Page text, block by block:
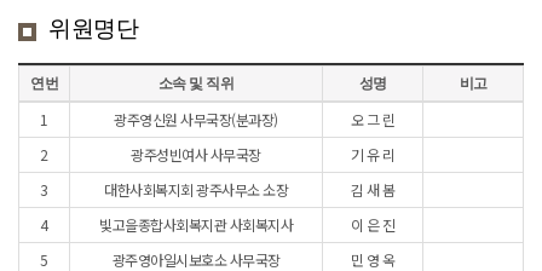
위원명단
원
단
연번 소속 및 직위 성명 비고
1 광주영신원 사무국장(분과장)
오 그 린
2
광주성빈여사 사무국장
기 유 리
3
대한사회복지회 광주사무소 소장
김 새 봄
4
빛고을종합사회복지관 사회복지사
이 은 진
5
광주영아일시보호소 사무국장 민 영 옥